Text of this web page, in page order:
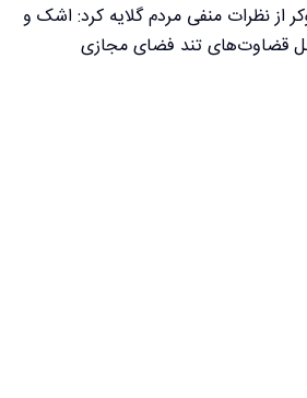
از نظرات منفی مردم گلایه کرد: اشک و
قضاوت‌های تند فضای مجازی